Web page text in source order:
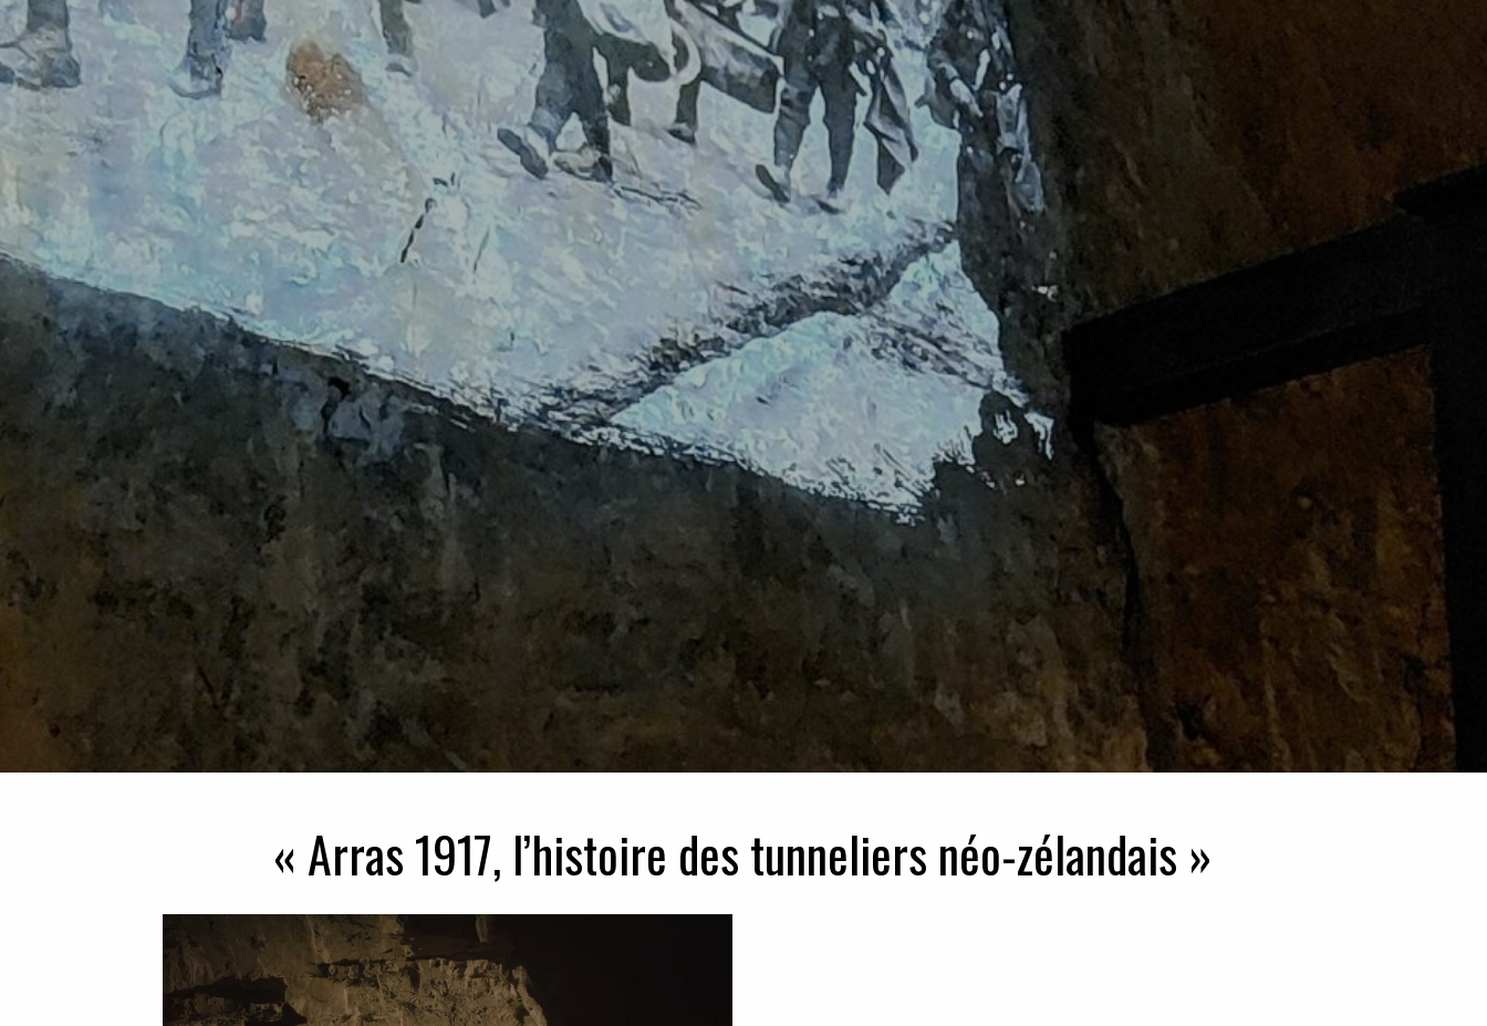
« Arras 1917, l’histoire des tunneliers néo-zélandais »